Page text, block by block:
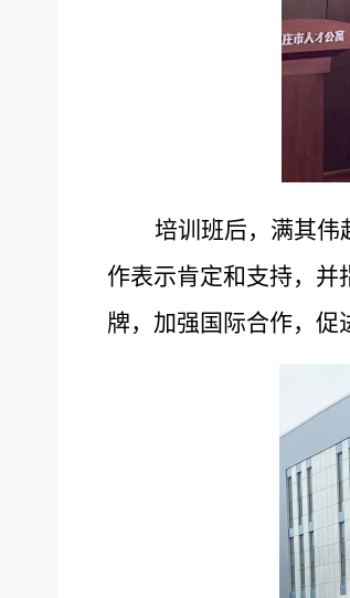
培训班后，满其伟
作表示肯定和支持，并
牌，加强国际合作，促